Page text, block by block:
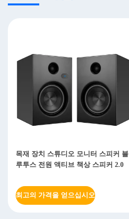
목재 장치 스튜디오 모니터 스피커 블
루투스 전원 액티브 책상 스피커 2.0
최고의 가격을 얻으십시오